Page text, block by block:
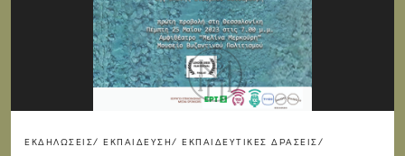
ΕΚΔΗΛΏΣΕΙΣ/ ΕΚΠΑΊΔΕΥΣΗ/ ΕΚΠΑΙΔΕΥΤΙΚΈΣ ΔΡΆΣΕΙΣ/